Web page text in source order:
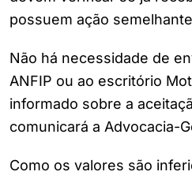
possuem ação
Não há necessidade de
ANFIP ou ao escritório
informado sobre a
comunicará a Advocacia-
Como os valores são